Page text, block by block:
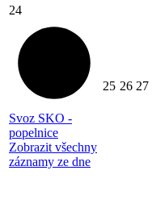
24
Svoz SKO -
popelnice
Zobrazit všechny
záznamy ze dne
25 26 27